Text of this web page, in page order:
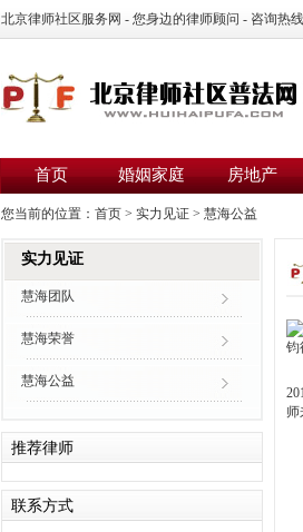
北京律师社区服务网 - 您身边的律师顾问 - 咨询热线
首页 婚姻家庭 房地产
您当前的位置： 首页 > 实力见证 > 慧海公益
实力见证
慧海团队
慧海荣誉
慧海公益
推荐律师
联系方式